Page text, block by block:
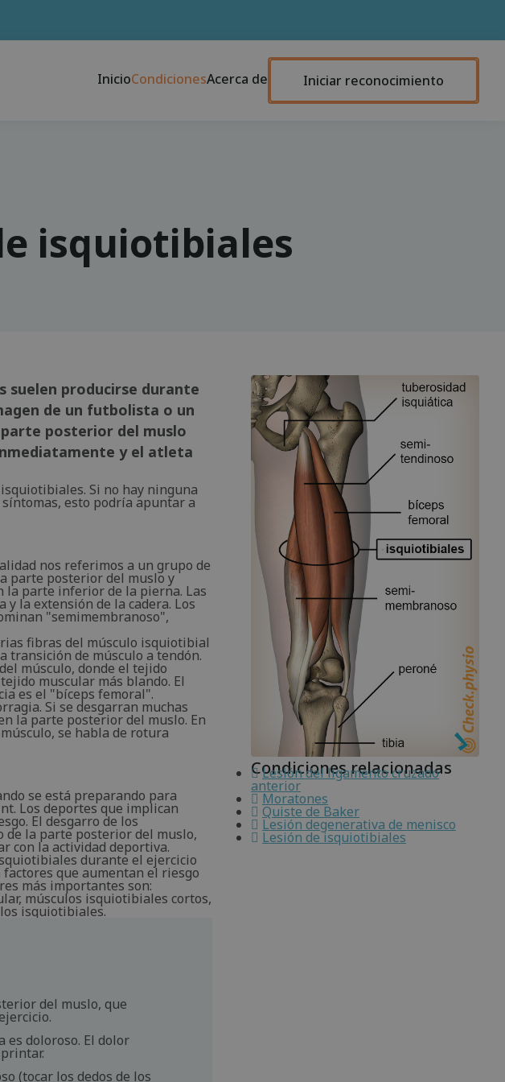
InicioCondicionesAcerca de Iniciar reconocimiento
isquiotibiales
suelen producirse durante
de un futbolista o un
posterior del muslo
y el atleta
Si no hay ninguna
esto podría apuntar a
nos referimos a un grupo de
parte posterior del muslo y
la parte inferior de la pierna. Las
la extensión de la cadera. Los
"semimembranoso",
fibras del músculo isquiotibial
transición de músculo a tendón.
músculo, donde el tejido
muscular más blando. El
es el "bíceps femoral".
Si se desgarran muchas
la parte posterior del muslo. En
se habla de rotura
se está preparando para
Los deportes que implican
El desgarro de los
de la parte posterior del muslo,
con la actividad deportiva.
durante el ejercicio
factores que aumentan el riesgo
más importantes son:
músculos isquiotibiales cortos,
isquiotibiales.
del muslo, que
es doloroso. El dolor
(tocar los dedos de los
Condiciones relacionadas
Lesión del ligamento cruzado
anterior
Moratones
Quiste de Baker
Lesión degenerativa de menisco
Lesión de isquiotibiales